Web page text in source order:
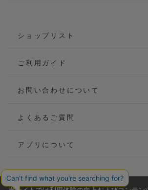
ショップリスト
ご利用ガイド
お問い合わせについて
よくあるご質問
アプリについて